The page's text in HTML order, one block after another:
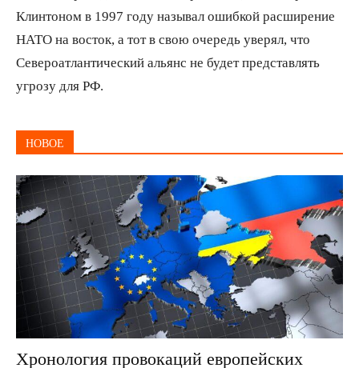
Клинтоном в 1997 году называл ошибкой расширение
НАТО на восток, а тот в свою очередь уверял, что
Североатлантический альянс не будет представлять
угрозу для РФ.
НОВОЕ
Хронология провокаций европейских